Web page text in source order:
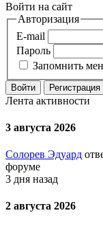
Войти на сайт
Авторизация
E-mail
Пароль
Запомнить
Войти Регистрация
Лента активности
3 августа 2026
Солорев Эдуард
форуме
3 дня назад
2 августа 2026